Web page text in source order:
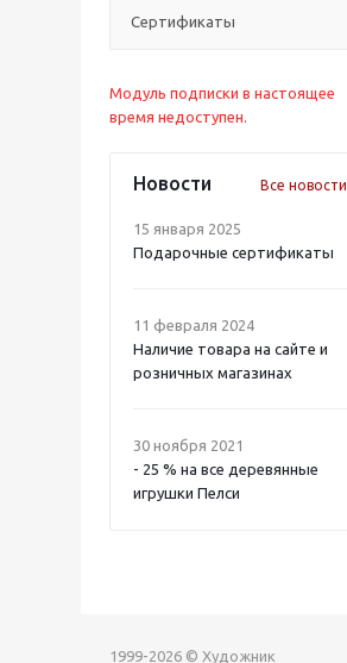
Сертификаты
Модуль подписки в настоящее
время недоступен.
Новости Все новости
15 января 2025
Подарочные сертификаты
11 февраля 2024
Наличие товара на сайте и
розничных магазинах
30 ноября 2021
- 25 % на все деревянные
игрушки Пелси
1999-2026 © Художник